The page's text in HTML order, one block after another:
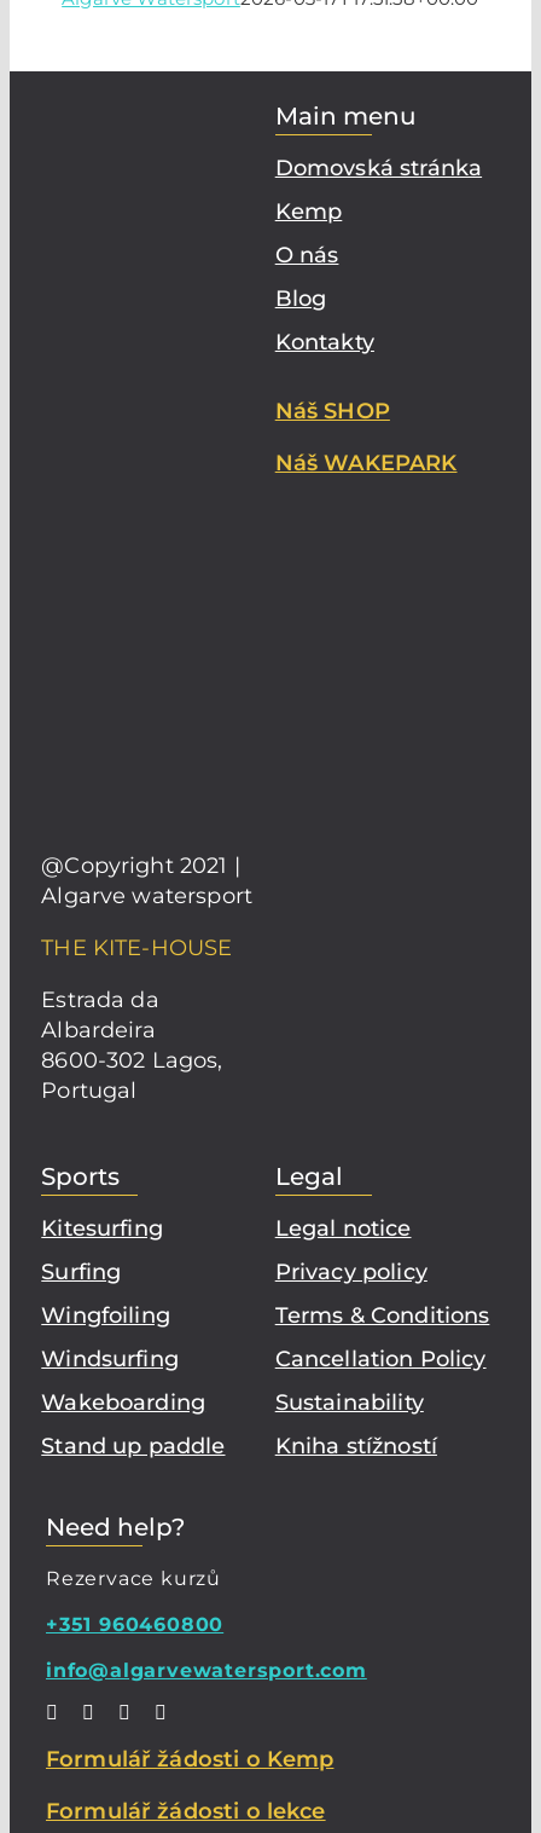
@Copyright 2021 |
Algarve watersport
THE KITE-HOUSE
Estrada da
Albardeira
8600-302 Lagos,
Portugal
Main menu
Domovská stránka
Kemp
O nás
Blog
Kontakty
Náš SHOP
Náš WAKEPARK
Sports
Kitesurfing
Surfing
Wingfoiling
Windsurfing
Wakeboarding
Stand up paddle
Legal
Legal notice
Privacy policy
Terms & Conditions
Cancellation Policy
Sustainability
Kniha stížností
Need help?
Rezervace kurzů
+351 960460800
info@algarvewatersport.com
Formulář žádosti o Kemp
Formulář žádosti o lekce